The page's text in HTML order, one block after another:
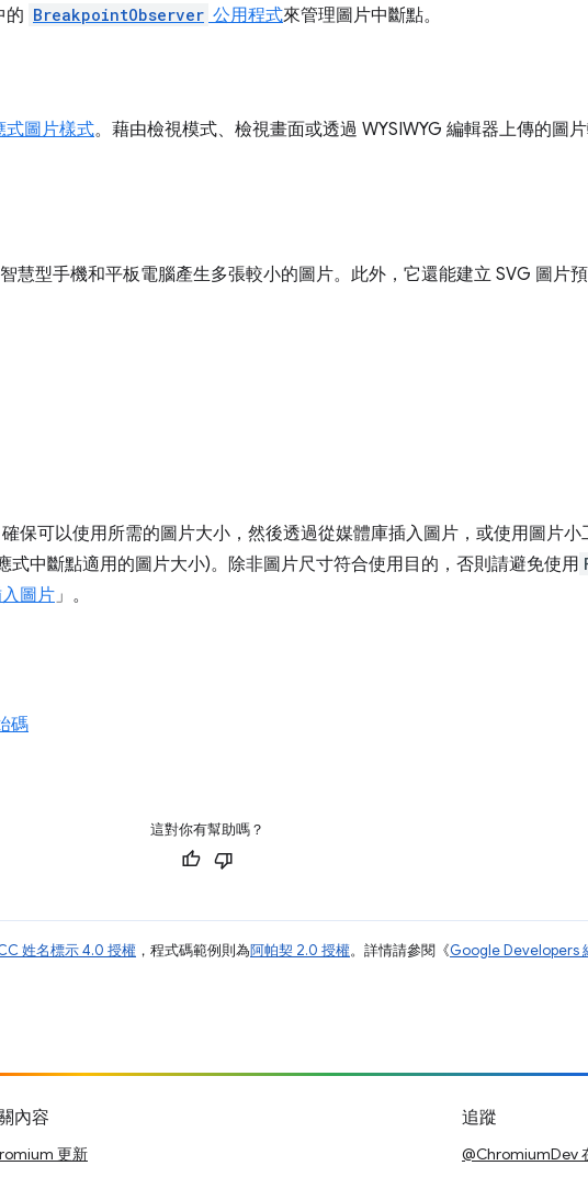
的 BreakpointObserver 公用程式來管理圖片中斷點。
式圖片樣式。藉由檢視模式、檢視畫面或透過 WYSIWYG 編輯器上傳的圖
慧型手機和平板電腦產生多張較小的圖片。此外，它還能建立 SVG 圖片
保可以使用所需的圖片大小，然後透過從媒體庫插入圖片，或使用圖片小
式中斷點適用的圖片大小)。除非圖片尺寸符合使用目的，否則請避免使用
圖片 」。
碼
這對你有幫助嗎？
姓名標示 4.0 授權 ，程式碼範例則為阿帕契 2.0 授權。詳情請參閱《Google Developers
內容
更新
追蹤
@ChromiumDev